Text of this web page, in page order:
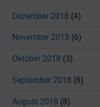
Dezember 2018 (4)
November 2018 (6)
Oktober 2018 (3)
September 2018 (8)
August 2018 (8)